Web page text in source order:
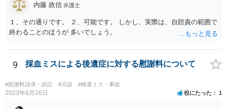
内藤 政信 弁護士
１、その通りです。 ２、可能です。 しかし、実際は、自賠責の範囲で
終わることのほうが 多いでしょう。
9 採血ミスによる後遺症に対する慰謝料について
#慰謝料請求・訴訟 #示談 #検査ミス・事故
2023年6月26日 役にたった 1